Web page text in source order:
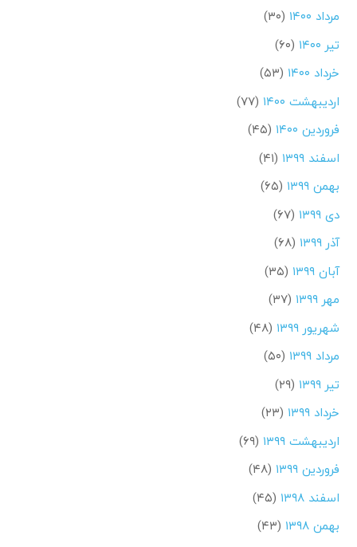
مرداد ۱۴۰۰
(۳۰)
تیر ۱۴۰۰
(۶۰)
خرداد ۱۴۰۰
(۵۳)
اردیبهشت ۱۴۰۰
(۷۷)
فروردین ۱۴۰۰
(۴۵)
اسفند ۱۳۹۹
(۴۱)
بهمن ۱۳۹۹
(۶۵)
دی ۱۳۹۹
(۶۷)
آذر ۱۳۹۹
(۶۸)
آبان ۱۳۹۹
(۳۵)
مهر ۱۳۹۹
(۳۷)
شهریور ۱۳۹۹
(۴۸)
مرداد ۱۳۹۹
(۵۰)
تیر ۱۳۹۹
(۲۹)
خرداد ۱۳۹۹
(۲۳)
اردیبهشت ۱۳۹۹
(۶۹)
فروردین ۱۳۹۹
(۴۸)
اسفند ۱۳۹۸
(۴۵)
بهمن ۱۳۹۸
(۴۳)